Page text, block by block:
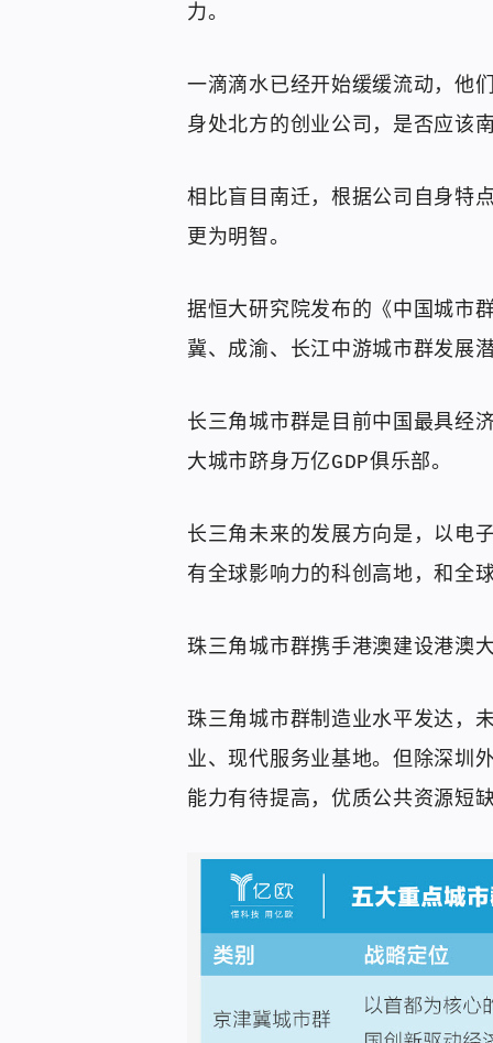
力。
一滴滴水已经开始缓缓流动，他
身处北方的创业公司，是否应该
相比盲目南迁，根据公司自身特
更为明智。
据恒大研究院发布的《中国城市
冀、成渝、长江中游城市群发展
长三角城市群是目前中国最具经
大城市跻身万亿GDP俱乐部。
长三角未来的发展方向是，以电
有全球影响力的科创高地，和全
珠三角城市群携手港澳建设港澳
珠三角城市群制造业水平发达，
业、现代服务业基地。但除深圳
能力有待提高，优质公共资源短